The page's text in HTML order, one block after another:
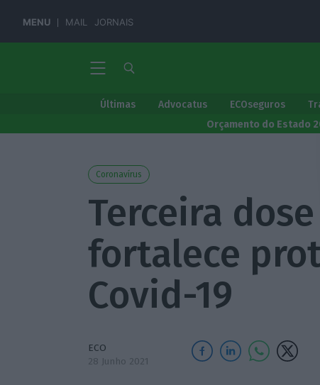
MENU MAIL JORNAIS
Últimas Advocatus ECOseguros
Orçamento do Estado
Coronavírus
Terceira
fortalece
Covid-19
ECO
28 Junho 2021